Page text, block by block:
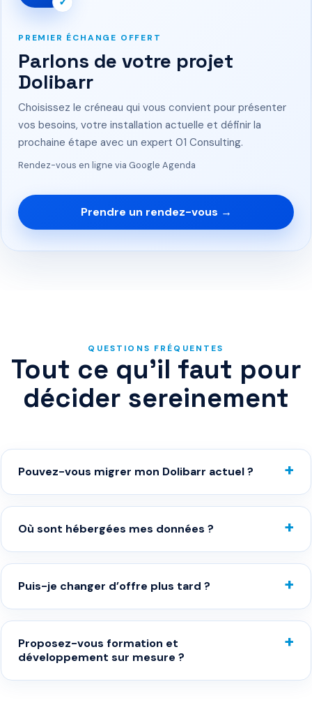
PREMIER ÉCHANGE OFFERT
Parlons de votre projet
Dolibarr
Choisissez le créneau qui vous convient pour présenter
vos besoins, votre installation actuelle et définir la
prochaine étape avec un expert 01 Consulting.
Rendez-vous en ligne via Google Agenda
Prendre un rendez-vous →
QUESTIONS FRÉQUENTES
Tout ce qu’il faut pour
décider sereinement
Pouvez-vous migrer mon Dolibarr actuel ?
Où sont hébergées mes données ?
Puis-je changer d’offre plus tard ?
Proposez-vous formation et
développement sur mesure ?